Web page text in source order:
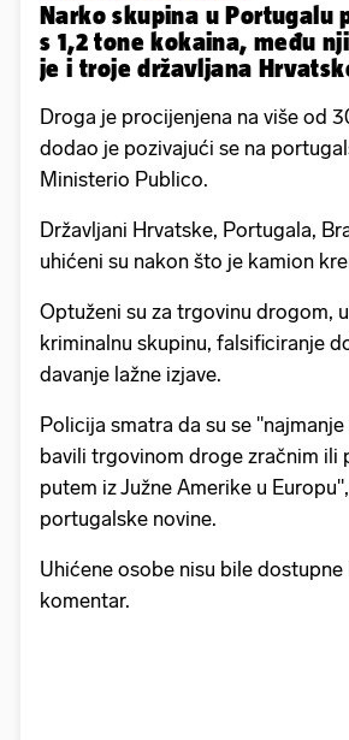
Narko skupina u Portugalu
s 1,2 tone kokaina, među
je i troje državljana
Droga je procijenjena na više od
dodao je pozivajući se na
Ministerio Publico.
Državljani Hrvatske, Portugala,
uhićeni su nakon što je kamion
Optuženi su za trgovinu drogom,
kriminalnu skupinu, falsificiranje
davanje lažne izjave.
Policija smatra da su se
bavili trgovinom droge zračnim ili
putem iz Južne Amerike u
portugalske novine.
Uhićene osobe nisu bile dostupne
komentar.